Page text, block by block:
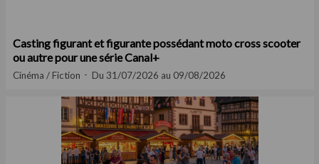
Casting figurant et figurante possédant moto cross scooter
ou autre pour une série Canal+
Cinéma / Fiction Du 31/07/2026 au 09/08/2026